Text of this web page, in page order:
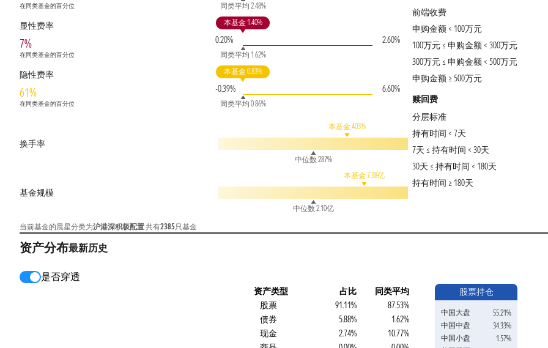
在同类基金的百分位 同类平均 2.48%
显性费率
7%
在同类基金的百分位
0.20%
本基金 1.40%
同类平均 1.62%
2.60%
隐性费率
61%
在同类基金的百分位
-0.39%
本基金 0.83%
同类平均 0.86%
6.60%
换手率
本基金 403%
中位数 287%
基金规模
本基金 7.38亿
中位数 2.10亿
当前基金的晨星分类为沪港深积极配置共有2385只基金
前端收费
申购金额 < 100万元
100万元 ≤ 申购金额 < 300万元
300万元 ≤ 申购金额 < 500万元
申购金额 ≥ 500万元
赎回费
分层标准
持有时间 < 7天
7天 ≤ 持有时间 < 30天
30天 ≤ 持有时间 < 180天
持有时间 ≥ 180天
资产分布最新历史
是否穿透
资产类型 占比
同类平均
股票
91.11%
87.53%
债券
5.88%
1.62%
现金
2.74%
10.77%
股票持仓
中国大盘
55.21%
中国中盘
34.33%
中国小盘
1.57%